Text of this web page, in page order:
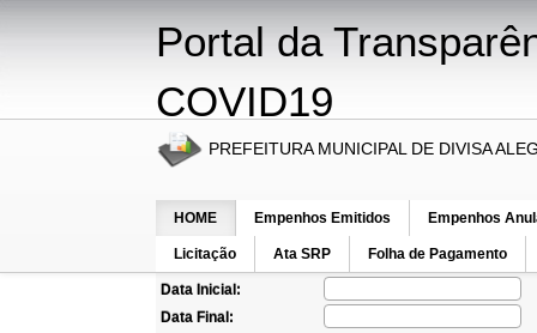
Portal da
COVID19
PREFEITURA MUNICIPAL DE DIVISA
HOME Empenhos Emitidos Empenhos
Licitação Ata SRP Folha de Pagamento
Mês:
Data Inicial:
Data Final: